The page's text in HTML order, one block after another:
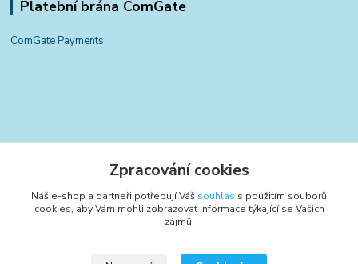
Platební brána ComGate
ComGate Payments
+420 797 834 700
(Po-Pá, 8-15:30 hod.)
Zpracování cookies
Náš e-shop a partneři potřebují Váš souhlas s použitím souborů
cookies, aby Vám mohli zobrazovat informace týkající se Vašich
zájmů.